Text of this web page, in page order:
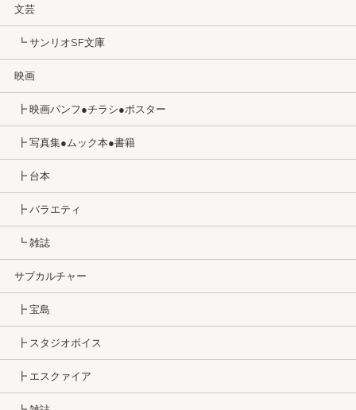
文芸
┗ サンリオSF文庫
映画
┣ 映画パンフ●チラシ●ポスター
┣ 写真集●ムック本●書籍
┣ 台本
┣ バラエティ
┗ 雑誌
サブカルチャー
┣ 宝島
┣ スタジオボイス
┣ エスクァイア